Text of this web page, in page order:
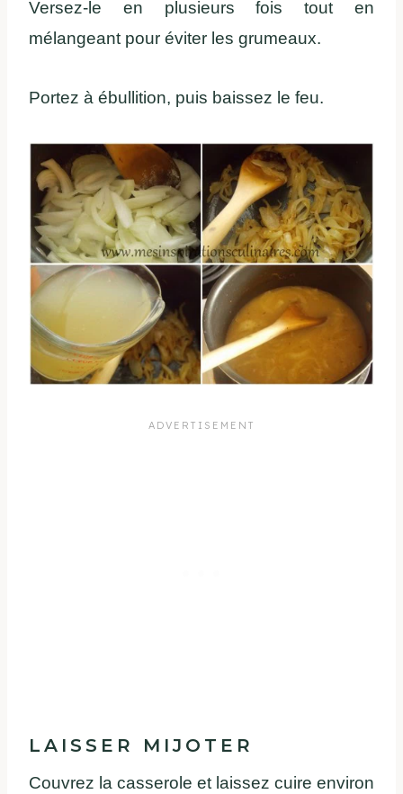
Versez-le en plusieurs fois touten
mélangeant pour éviter les grumeaux.
Portez à ébullition, puis baissez le feu.
LAISSER MIJOTER
Couvrez la casserole et laissez cuire environ